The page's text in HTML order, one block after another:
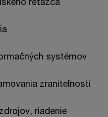
systémov
zraniteľností
riadenie